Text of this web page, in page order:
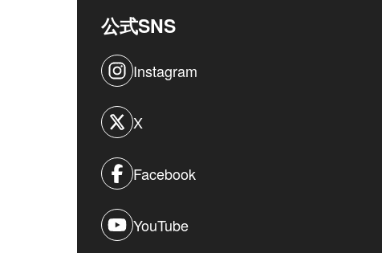
公式SNS
Instagram
X
Facebook
YouTube